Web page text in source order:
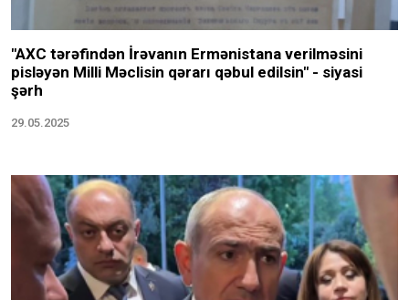
"AXC tərəfindən İrəvanın Ermənistana verilməsini
pisləyən Milli Məclisin qərarı qəbul edilsin" - siyasi
şərh
29.05.2025